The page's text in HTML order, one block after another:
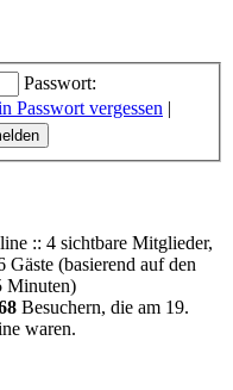
Passwort:
Passwort vergessen |
:: 4 sichtbare Mitglieder,
(basierend auf den
Minuten)
Besuchern, die am 19.
waren.